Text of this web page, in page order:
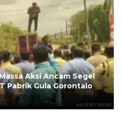
Aksi Ancam Segel
Pabrik Gula Gorontalo
07:59 WIB